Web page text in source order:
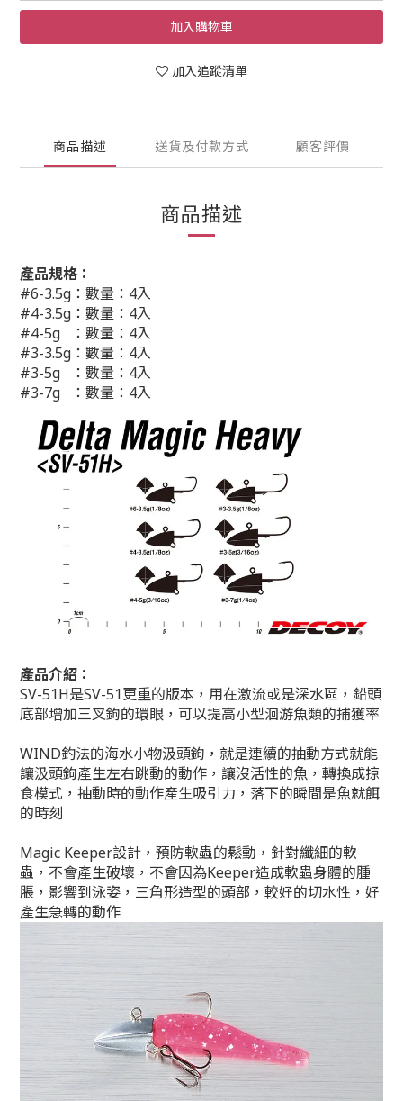
加入購物車
加入追蹤清單
商品描述 送貨及付款方式 顧客評價
商品描述
產品規格：
#6-3.5g：數量：4入
#4-3.5g：數量：4入
#4-5g ：數量：4入
#3-3.5g：數量：4入
#3-5g ：數量：4入
#3-7g ：數量：4入
產品介紹：
SV-51H是SV-51更重的版本，用在激流或是深水區，鉛頭
底部增加三叉鉤的環眼，可以提高小型洄游魚類的捕獲率
WIND釣法的海水小物汲頭鉤，就是連續的抽動方式就能
讓汲頭鉤產生左右跳動的動作，讓沒活性的魚，轉換成掠
食模式，抽動時的動作產生吸引力，落下的瞬間是魚就餌
的時刻
Magic Keeper設計，預防軟蟲的鬆動，針對纖細的軟
蟲，不會產生破壞，不會因為Keeper造成軟蟲身體的腫
脹，影響到泳姿，三角形造型的頭部，較好的切水性，好
產生急轉的動作